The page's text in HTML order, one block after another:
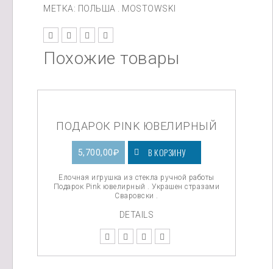
МЕТКА: ПОЛЬША . MOSTOWSKI
Похожие товары
ПОДАРОК PINK ЮВЕЛИРНЫЙ
5,700,00₽ В КОРЗИНУ
Елочная игрушка из стекла ручной работы
Подарок Pink ювелирный . Украшен стразами
Сваровски .
DETAILS